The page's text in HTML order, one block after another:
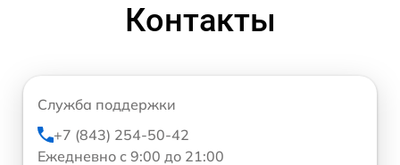
Контакты
Служба поддержки
+7 (843) 254-50-42
Ежедневно с 9:00 до 21:00